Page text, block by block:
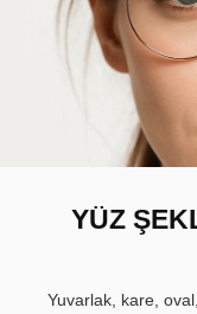
YÜZ
Yuvarlak, kare,